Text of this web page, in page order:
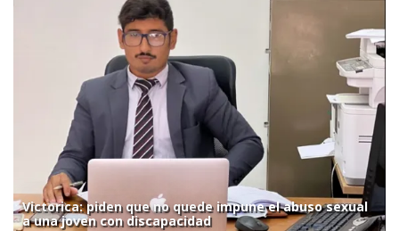
Victorica: piden que no quede impune el abuso sexual
a una joven con discapacidad